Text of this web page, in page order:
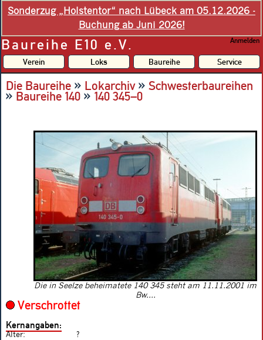
Sonderzug „Holstentor“ nach Lübeck am 05.12.2026 -
Buchung ab Juni 2026!
Baureihe E10 e.V. Anmelden
Verein Loks Baureihe Service
Die Baureihe » Lokarchiv» Schwesterbaureihen
»Baureihe 140 »140 345–0
Die in Seelze beheimatete 140 345 steht am 11.11.2001 im
Bw....
Verschrottet
Kernangaben:
Alter: ?